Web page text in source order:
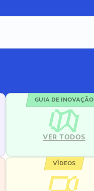
GUIA DE INOVAÇÃO
VER TODOS
VÍDEOS